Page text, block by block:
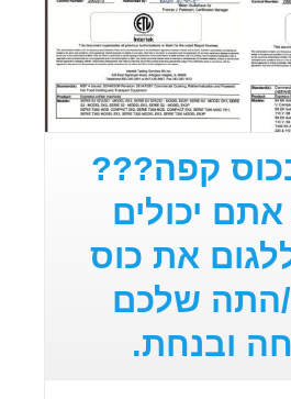
קפה???
יכולים
את כוס
התה שלכם
ובנחת.